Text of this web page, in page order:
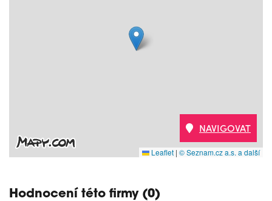
Leaflet | © Seznam.cz a.s. a další
NAVIGOVAT
Hodnocení této firmy (0)